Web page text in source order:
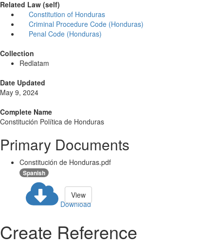
Related Law (self)
Constitution of Honduras
Criminal Procedure Code (Honduras)
Penal Code (Honduras)
Collection
Redlatam
Date Updated
May 9, 2024
Complete Name
Constitución Política de Honduras
Primary Documents
Constitución de Honduras.pdf
Spanish
Download
View
Create Reference